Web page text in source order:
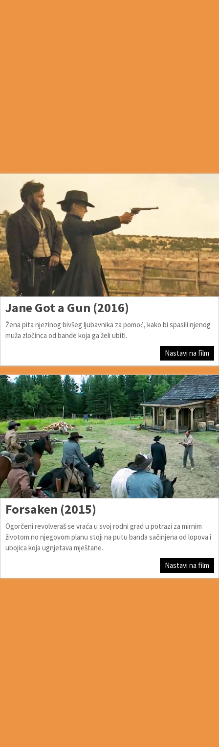
Jane Got a Gun (2016)
Žena pita njezinog bivšeg ljubavnika za pomoć, kako bi spasili njenog
muža zločinca od bande koja ga želi ubiti.
Nastavi na film
Forsaken (2015)
Ogorčeni revolveraš se vraća u svoj rodni grad u potrazi za mirnim
životom no njegovom planu stoji na putu banda sačinjena od lopova i
ubojica koja ugnjetava mještane.
Nastavi na film